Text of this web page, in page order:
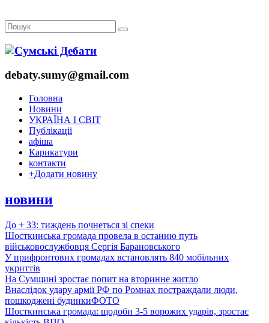
debaty.sumy@gmail.com
Головна
Новини
УКРАЇНА І СВІТ
Публікації
афіша
Карикатури
контакти
+Додати новину
новини
До + 33: тиждень почнеться зі спеки
Шосткинська громада провела в останню путь
військовослужбовця Сергія Барановського
У прифронтових громадах встановлять 840 мобільних
укриттів
На Сумщині зростає попит на вторинне житло
Внаслідок удару армії РФ по Ромнах постраждали люди,
пошкоджені будинкиФОТО
Шосткинська громада: щодоби 3-5 ворожих ударів, зростає